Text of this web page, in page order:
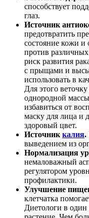
способствует
глаз.
Источник
предотвратить
состояние кожи и
против
риск развития
с прыщами и
использовать в
Для этого
однородной
избавиться от
маску для лица и
здоровый цвет.
Источник калия.
выведением из
Нормализация
немаловажный
регулятором
профилактики.
Улучшение
клетчатка
Диетологи в один